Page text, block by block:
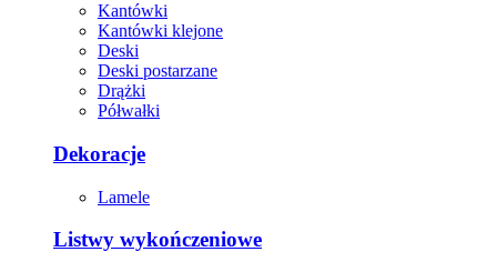
Kantówki
Kantówki klejone
Deski
Deski postarzane
Drążki
Półwałki
Dekoracje
Lamele
Listwy wykończeniowe